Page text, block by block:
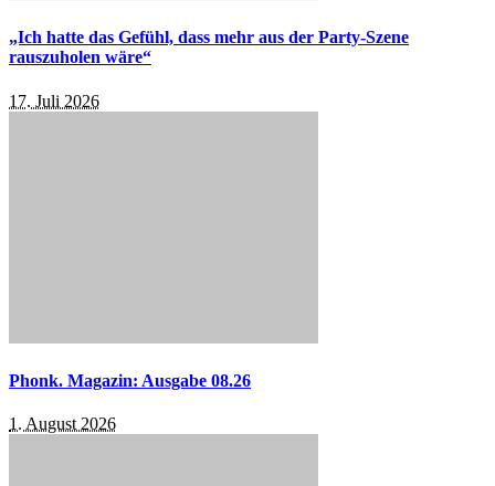
„Ich hatte das Gefühl, dass mehr aus der Party-Szene
rauszuholen wäre“
17. Juli 2026
Phonk. Magazin: Ausgabe 08.26
1. August 2026